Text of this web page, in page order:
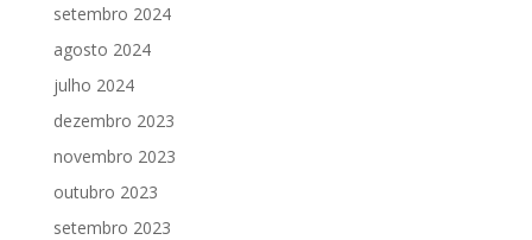
setembro 2024
agosto 2024
julho 2024
dezembro 2023
novembro 2023
outubro 2023
setembro 2023